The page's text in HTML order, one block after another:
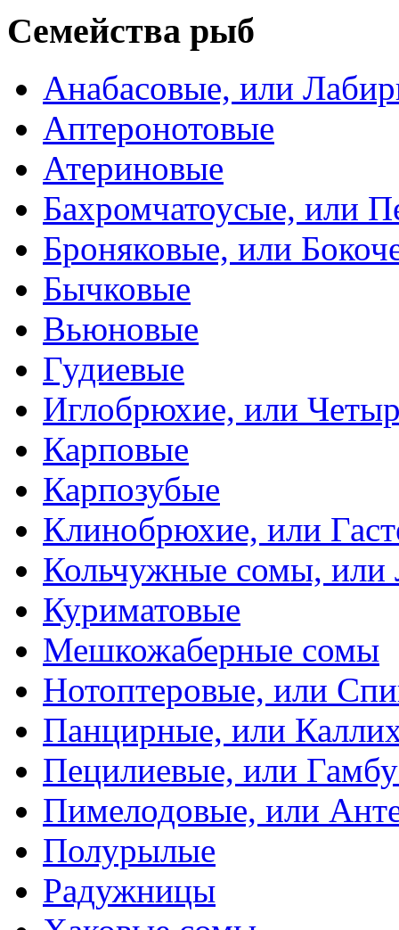
Семейства рыб
Анабасовые, или
Аптеронотовые
Атериновые
Бахромчатоусые, или
Броняковые, или
Бычковые
Вьюновые
Гудиевые
Иглобрюхие, или
Карповые
Карпозубые
Клинобрюхие, или
Кольчужные сомы, или
Куриматовые
Мешкожаберные сомы
Нотоптеровые, или
Панцирные, или
Пецилиевые, или
Пимелодовые, или
Полурылые
Радужницы